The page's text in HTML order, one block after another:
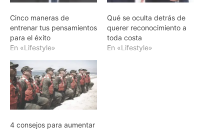
Cinco maneras de
entrenar tus pensamientos
para el éxito
En «Lifestyle»
Qué se oculta detrás de
querer reconocimiento a
toda costa
En «Lifestyle»
4 consejos para aumentar